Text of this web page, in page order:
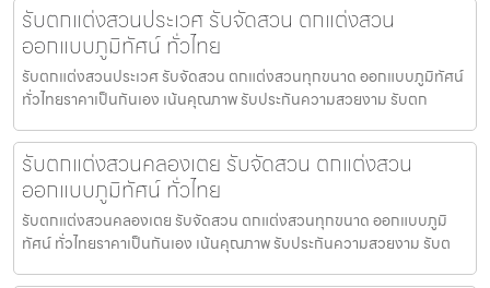
รับตกแต่งสวนประเวศ รับจัดสวน ตกแต่งสวน
ออกแบบภูมิทัศน์ ทั่วไทย
รับตกแต่งสวนประเวศ รับจัดสวน ตกแต่งสวนทุกขนาด ออกแบบภูมิทัศน์
ทั่วไทยราคาเป็นกันเอง เน้นคุณภาพ รับประกันความสวยงาม รับตก
รับตกแต่งสวนคลองเตย รับจัดสวน ตกแต่งสวน
ออกแบบภูมิทัศน์ ทั่วไทย
รับตกแต่งสวนคลองเตย รับจัดสวน ตกแต่งสวนทุกขนาด ออกแบบภูมิ
ทัศน์ ทั่วไทยราคาเป็นกันเอง เน้นคุณภาพ รับประกันความสวยงาม รับต